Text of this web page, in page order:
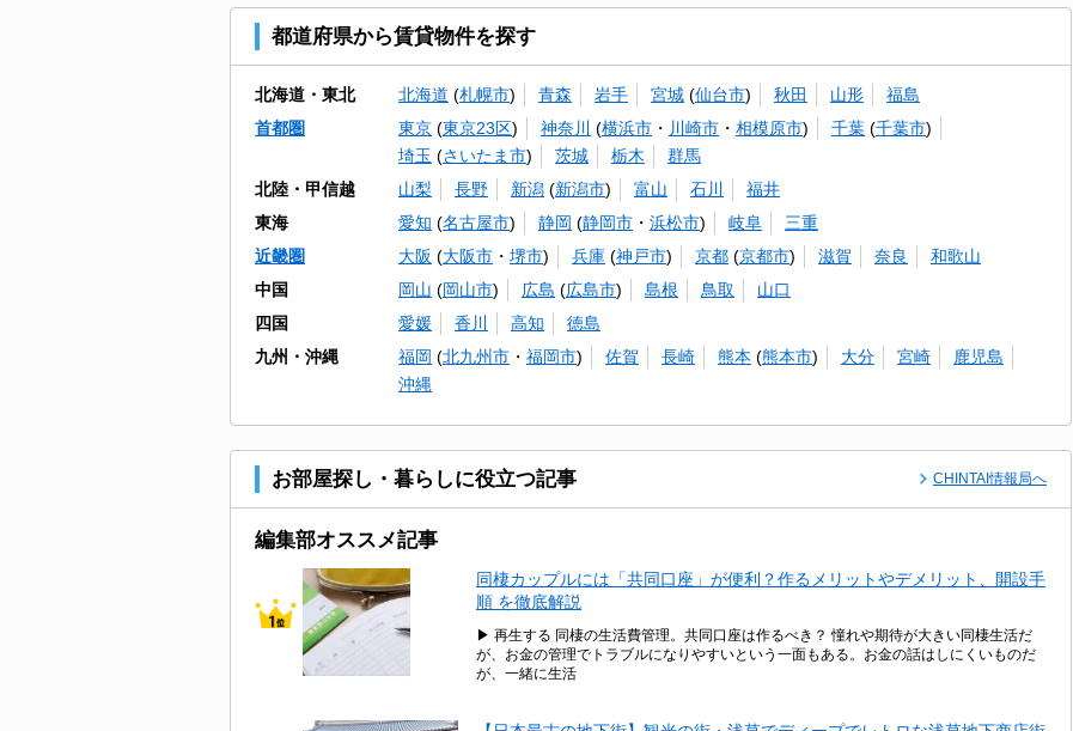
都道府県から賃貸物件を探す
北海道・東北 北海道 (札幌市) 青森 岩手 宮城 (仙台市) 秋田 山形
福島
首都圏
東京 (東京23区) 神奈川 (横浜市 ・ 川崎市 ・ 相模原市) 千葉 (千葉市)
埼玉 (さいたま市) 茨城 栃木
群馬
北陸・甲信越
山梨 長野 新潟 (新潟市) 富山 石川
福井
東海
愛知 (名古屋市) 静岡 (静岡市 ・ 浜松市) 岐阜
三重
近畿圏
大阪 (大阪市 ・ 堺市) 兵庫 (神戸市) 京都 (京都市) 滋賀 奈良
和歌山
中国
岡山 (岡山市) 広島 (広島市) 島根 鳥取
山口
四国
愛媛 香川 高知
徳島
九州・沖縄
福岡 (北九州市 ・ 福岡市) 佐賀 長崎 熊本 (熊本市) 大分 宮崎
鹿児島
沖縄
お部屋探し・暮らしに役立つ記事 CHINTAI情報局へ
編集部オススメ記事
同棲カップルには「共同口座」が便利？作るメリットやデメリット、開設手
順 を徹底解説
▶ 再生する 同棲の生活費管理。共同口座は作るべき？ 憧れや期待が大きい同棲生活だ
が、お金の管理でトラブルになりやすいという一面もある。お金の話はしにくいものだ
が、一緒に生活